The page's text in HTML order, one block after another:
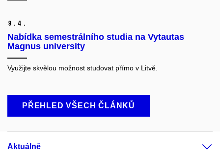
9. 4.
Nabídka semestrálního studia na Vytautas
Magnus university
Využijte skvělou možnost studovat přímo v Litvě.
PŘEHLED VŠECH ČLÁNKŮ
Aktuálně